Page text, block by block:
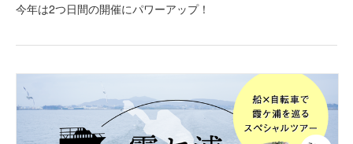
今年は2つ日間の開催にパワーアップ！